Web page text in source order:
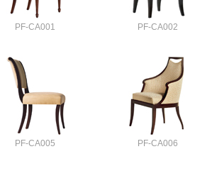
PF-CA001 PF-CA002
PF-CA005 PF-CA006